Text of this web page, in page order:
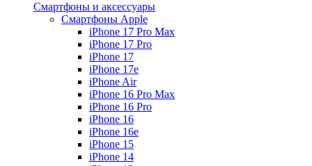
Смартфоны и аксессуары
Смартфоны Apple
iPhone 17 Pro Max
iPhone 17 Pro
iPhone 17
iPhone 17e
iPhone Air
iPhone 16 Pro Max
iPhone 16 Pro
iPhone 16
iPhone 16e
iPhone 15
iPhone 14